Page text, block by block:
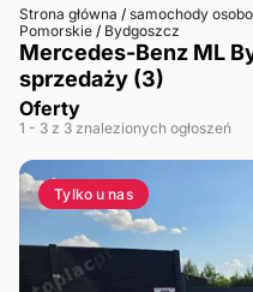
Strona główna / samochody
Pomorskie / Bydgoszcz
Mercedes-Benz ML
sprzedaży (3)
Oferty
1 - 3 z 3 znalezionych ogłoszeń
Tylko u nas